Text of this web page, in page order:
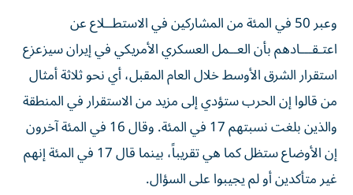
وعبر 50 في المئة من المشاركين في الاستطــلاع عن
اعتـقـــادهم بأن العــمل ‌العسكري الأمريكي في إيران سيزعزع
استقرار الشرق الأوسط ‌خلال العام المقبل، أي نحو ثلاثة أمثال
من قالوا إن الحرب ستؤدي إلى مزيد من الاستقرار في المنطقة
والذين بلغت نسبتهم 17 في المئة. وقال 16 في المئة آخرون
إن الأوضاع ستظل كما هي تقريباً، بينما قال 17 في المئة إنهم
غير متأكدين أو لم يجيبوا على السؤال.